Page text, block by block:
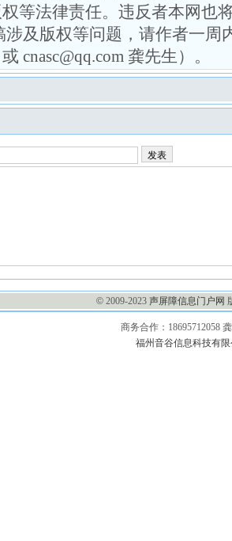
等法律责任。违反者本网也
及版权等问题，请作者一周
cnasc@qq.com 龚先生）。
发表
© 2009-2023 声屏障信息门户网
商务合作：18695712058
福州音谷信息科技有